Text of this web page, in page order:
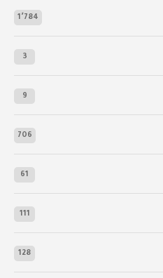
1٬784
3
9
706
61
111
128